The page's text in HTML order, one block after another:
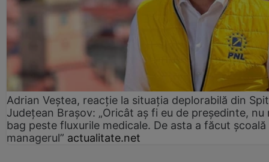
Adrian Veștea, reacție la situația deplorabilă din
Județean Brașov: „Oricât aș fi eu de președinte, nu
bag peste fluxurile medicale. De asta a făcut școală
managerul” actualitate.net